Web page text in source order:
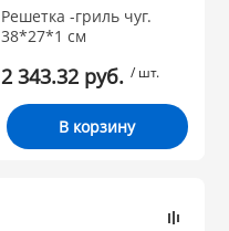
Решетка -гриль чуг.
38*27*1 см
2 343.32 руб. / шт.
В корзину